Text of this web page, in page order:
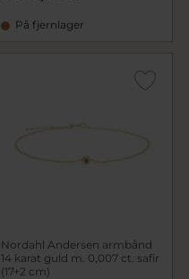
På fjernlager
Nordahl Andersen armbånd
14 karat guld m. 0,007 ct. safir
(17+2 cm)